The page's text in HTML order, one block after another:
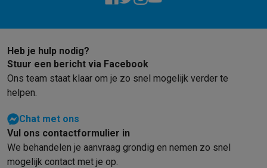
Heb je hulp nodig?
Stuur een bericht via Facebook
Ons team staat klaar om je zo snel mogelijk verder te
helpen.
Chat met ons
Vul ons contactformulier in
We behandelen je aanvraag grondig en nemen zo snel
mogelijk contact met je op.